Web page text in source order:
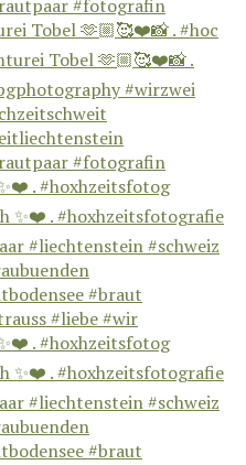
Tobel 🫶🏼🥰❤️📸 . #hoc
. #hoxhzeitsfotog
. #hoxhzeitsfotog